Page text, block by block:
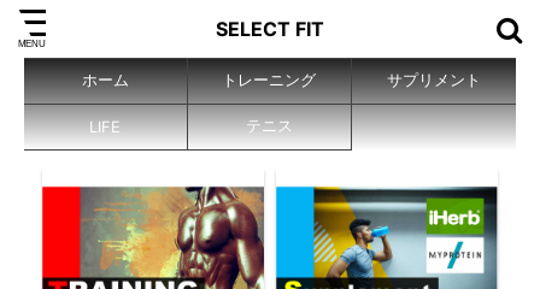
SELECT FIT
ホーム トレーニング サプリメント
LIFE テニス